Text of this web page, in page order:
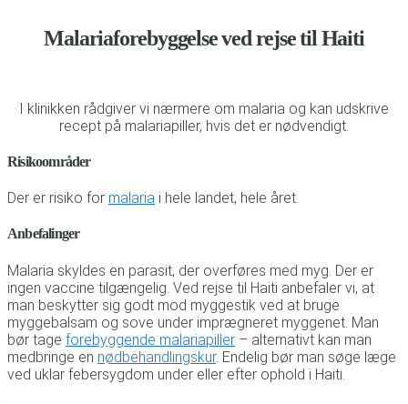
Malariaforebyggelse ved rejse til Haiti
I klinikken rådgiver vi nærmere om malaria og kan udskrive
recept på malariapiller, hvis det er nødvendigt.
Risikoområder
Der er risiko for malaria i hele landet, hele året.
Anbefalinger
Malaria skyldes en parasit, der overføres med myg. Der er
ingen vaccine tilgængelig. Ved rejse til Haiti anbefaler vi, at
man beskytter sig godt mod myggestik ved at bruge
myggebalsam og sove under imprægneret myggenet. Man
bør tage forebyggende malariapiller – alternativt kan man
medbringe en nødbehandlingskur. Endelig bør man søge læge
ved uklar febersygdom under eller efter ophold i Haiti.